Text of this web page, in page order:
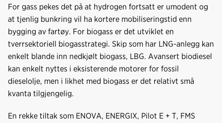
For gass pekes det på at hydrogen fortsatt er umodent og
at tjenlig bunkring vil ha kortere mobiliseringstid enn
bygging av fartøy. For biogass er det utviklet en
tverrsektoriell biogasstrategi. Skip som har LNG-anlegg kan
enkelt blande inn nedkjølt biogass, LBG. Avansert biodiesel
kan enkelt nyttes i eksisterende motorer for fossil
dieselolje, men i likhet med biogass er det relativt små
kvanta tilgjengelig.
En rekke tiltak som ENOVA, ENERGIX, Pilot E + T, FMS